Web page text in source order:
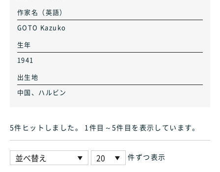
作家名（英語）
GOTO Kazuko
生年
1941
出生地
中国、ハルビン
5件ヒット しました。 1件目～5件目 を表示しています。
件ずつ表示